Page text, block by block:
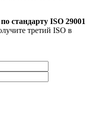
стандарту ISO 29001
третий ISO в